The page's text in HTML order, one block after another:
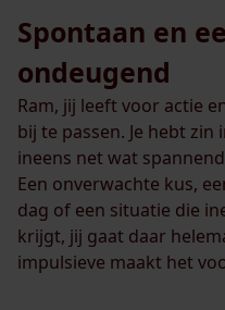
Spontaan en
ondeugend
Ram, jij leeft voor actie
bij te passen. Je hebt
ineens net wat
Een onverwachte kus,
dag of een situatie die
krijgt, jij gaat daar
impulsieve maakt het